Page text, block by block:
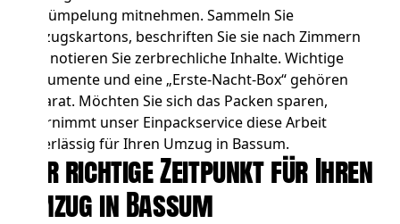
Entrümpelung mitnehmen. Sammeln Sie
Umzugskartons, beschriften Sie sie nach Zimmern
und notieren Sie zerbrechliche Inhalte. Wichtige
Dokumente und eine „Erste-Nacht-Box“ gehören
separat. Möchten Sie sich das Packen sparen,
übernimmt unser Einpackservice diese Arbeit
zuverlässig für Ihren Umzug in Bassum.
Der richtige Zeitpunkt für Ihren
Umzug in Bassum